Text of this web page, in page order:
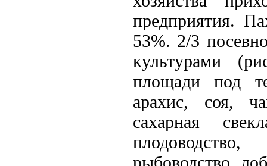
предприятия.
53%. 2/3
культурами
площади под
арахис, соя,
сахарная
рыбоводство,